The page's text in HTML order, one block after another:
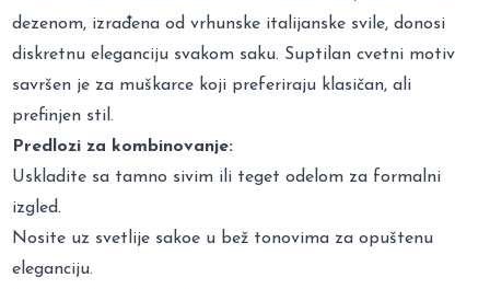
dezenom, izrađena od vrhunske italijanske svile, donosi
diskretnu eleganciju svakom saku. Suptilan cvetni motiv
savršen je za muškarce koji preferiraju klasičan, ali
prefinjen stil.
Predlozi za kombinovanje:
Uskladite sa tamno sivim ili teget odelom za formalni
izgled.
Nosite uz svetlije sakoe u bež tonovima za opuštenu
eleganciju.